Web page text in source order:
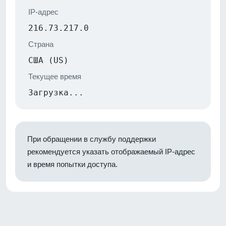
IP-адрес
216.73.217.0
Страна
США (US)
Текущее время
Загрузка...
При обращении в службу поддержки
рекомендуется указать отображаемый IP-адрес
и время попытки доступа.